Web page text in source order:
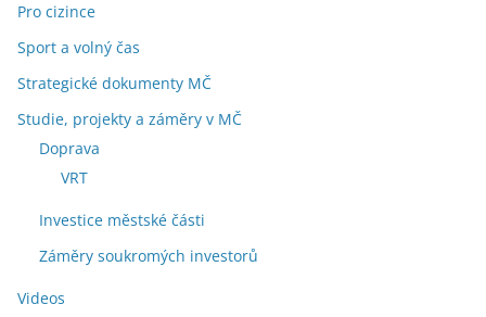
Pro cizince
Sport a volný čas
Strategické dokumenty MČ
Studie, projekty a záměry v MČ
Doprava
VRT
Investice městské části
Záměry soukromých investorů
Videos